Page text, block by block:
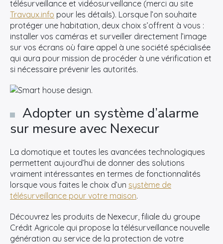
télésurveillance et vidéosurveillance (merci au site
Travaux.info pour les détails). Lorsque l’on souhaite
protéger une habitation, deux choix s’offrent à vous :
installer vos caméras et surveiller directement l’image
sur vos écrans où faire appel à une société spécialisée
qui aura pour mission de procéder à une vérification et
si nécessaire prévenir les autorités.
Adopter un système d’alarme
sur mesure avec Nexecur
La domotique et toutes les avancées technologiques
permettent aujourd’hui de donner des solutions
vraiment intéressantes en termes de fonctionnalités
lorsque vous faites le choix d’un système de
télésurveillance pour votre maison.
Découvrez les produits de Nexecur, filiale du groupe
Crédit Agricole qui propose la télésurveillance nouvelle
génération au service de la protection de votre